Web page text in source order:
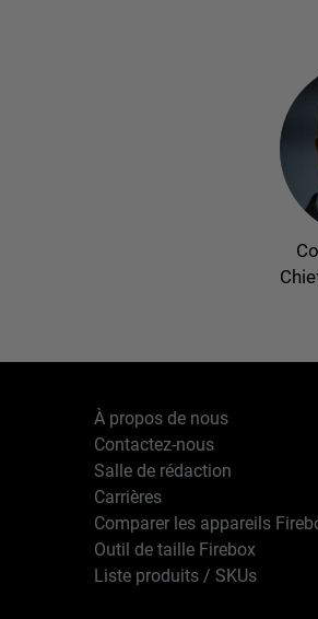
À propos de nous
Contactez-nous
Salle de rédaction
Carrières
Comparer les appareils
Outil de taille Firebox
Liste produits / SKUs